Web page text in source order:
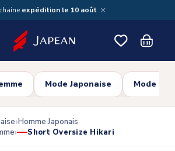
expédition le 10 août ×
Mode Japonaise Mode
Homme Japonais
Short Oversize Hikari